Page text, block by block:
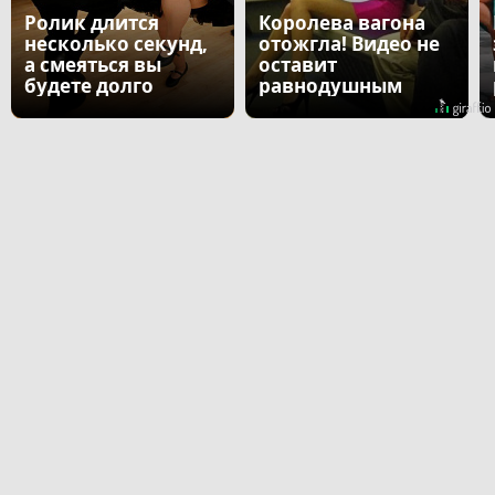
Ролик длится
несколько секунд,
а смеяться вы
будете долго
Королева вагона
отожгла! Видео не
оставит
равнодушным